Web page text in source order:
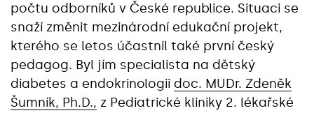
počtu odborníků v České republice. Situaci se
snaží změnit mezinárodní edukační projekt,
kterého se letos účastnil také první český
pedagog. Byl jím specialista na dětský
diabetes a endokrinologii doc. MUDr. Zdeněk
Šumník, Ph.D., z Pediatrické kliniky 2. lékařské